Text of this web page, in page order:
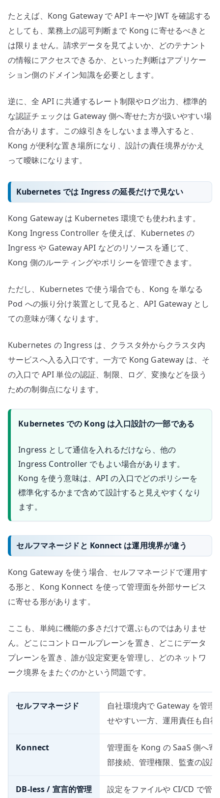
たとえば、Kong Gateway で API キーや JWT を確認する
としても、業務上の認可判断まで Kong に寄せるべきと
は限りません。請求データを見てよいか、どのテナント
の情報にアクセスできるか、といった判断はアプリケー
ション側のドメイン知識を必要とします。
逆に、全 API に共通するレート制限やログ出力、標準的
な認証チェックは Gateway 側へ寄せた方が扱いやすい場
合があります。この線引きをしないまま導入すると、
Kong が便利な置き場所になり、設計の責任境界がかえ
って曖昧になります。
Kubernetes では Ingress の延長だけで見ない
Kong Gateway は Kubernetes 環境でも使われます。
Kong Ingress Controller を使えば、Kubernetes の
Ingress や Gateway API などのリソースを通じて、
Kong 側のルーティングやポリシーを管理できます。
ただし、Kubernetes で使う場合でも、Kong を単なる
Pod への振り分け装置として見ると、API Gateway とし
ての意味が薄くなります。
Kubernetes の Ingress は、クラスタ外からクラスタ内
サービスへ入る入口です。一方で Kong Gateway は、そ
の入口で API 単位の認証、制限、ログ、変換などを扱う
ための制御点になります。
Kubernetes での Kong は入口設計の一部である
Ingress として通信を入れるだけなら、他の
Ingress Controller でもよい場合があります。
Kong を使う意味は、API の入口でどのポリシーを
標準化するかまで含めて設計すると見えやすくなり
ます。
セルフマネージドと Konnect は運用境界が違う
Kong Gateway を使う場合、セルフマネージドで運用す
る形と、Kong Konnect を使って管理面を外部サービス
に寄せる形があります。
ここも、単純に機能の多さだけで選ぶものではありませ
ん。どこにコントロールプレーンを置き、どこにデータ
プレーンを置き、誰が設定変更を管理し、どのネットワ
ーク境界をまたぐのかという問題です。
セルフマネージド
自社環境内で Gateway を管理
せやすい一方、運用責任も自
Konnect
管理面を Kong の SaaS 側へ
部接続、管理権限、監査の設
DB-less / 宣言的管理
設定をファイルや CI/CD で管